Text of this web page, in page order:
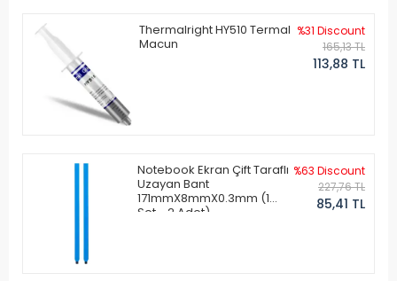
Thermalright HY510 Termal
Macun
%31 Discount
165,13 TL
113,88 TL
Notebook Ekran Çift Taraflı
Uzayan Bant
171mmX8mmX0.3mm (1
Set - 2 Adet)
%63 Discount
227,76 TL
85,41 TL